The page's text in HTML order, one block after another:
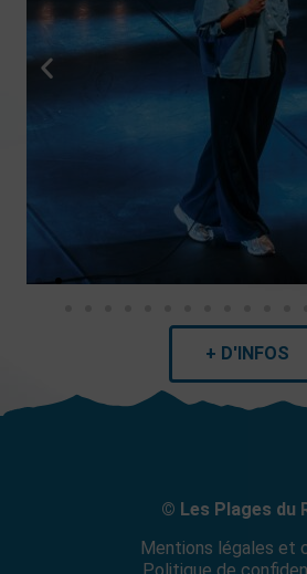
+ D'INFOS
© Les Plages du
Mentions légales et